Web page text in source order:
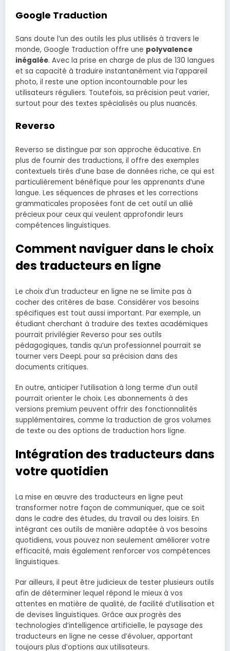
Google Traduction
Sans doute l’un des outils les plus utilisés à travers le
monde, Google Traduction offre une polyvalence
inégalée. Avec la prise en charge de plus de 130 langues
et sa capacité à traduire instantanément via l’appareil
photo, il reste une option incontournable pour les
utilisateurs réguliers. Toutefois, sa précision peut varier,
surtout pour des textes spécialisés ou plus nuancés.
Reverso
Reverso se distingue par son approche éducative. En
plus de fournir des traductions, il offre des exemples
contextuels tirés d’une base de données riche, ce qui est
particulièrement bénéfique pour les apprenants d’une
langue. Les séquences de phrases et les corrections
grammaticales proposées font de cet outil un allié
précieux pour ceux qui veulent approfondir leurs
compétences linguistiques.
Comment naviguer dans le choix
des traducteurs en ligne
Le choix d’un traducteur en ligne ne se limite pas à
cocher des critères de base. Considérer vos besoins
spécifiques est tout aussi important. Par exemple, un
étudiant cherchant à traduire des textes académiques
pourrait privilégier Reverso pour ses outils
pédagogiques, tandis qu’un professionnel pourrait se
tourner vers DeepL pour sa précision dans des
documents critiques.
En outre, anticiper l’utilisation à long terme d’un outil
pourrait orienter le choix. Les abonnements à des
versions premium peuvent offrir des fonctionnalités
supplémentaires, comme la traduction de gros volumes
de texte ou des options de traduction hors ligne.
Intégration des traducteurs dans
votre quotidien
La mise en œuvre des traducteurs en ligne peut
transformer notre façon de communiquer, que ce soit
dans le cadre des études, du travail ou des loisirs. En
intégrant ces outils de manière adaptée à vos besoins
quotidiens, vous pouvez non seulement améliorer votre
efficacité, mais également renforcer vos compétences
linguistiques.
Par ailleurs, il peut être judicieux de tester plusieurs outils
afin de déterminer lequel répond le mieux à vos
attentes en matière de qualité, de facilité d’utilisation et
de devises linguistiques. Grâce aux progrès des
technologies d’intelligence artificielle, le paysage des
traducteurs en ligne ne cesse d’évoluer, apportant
toujours plus d’options aux utilisateurs.